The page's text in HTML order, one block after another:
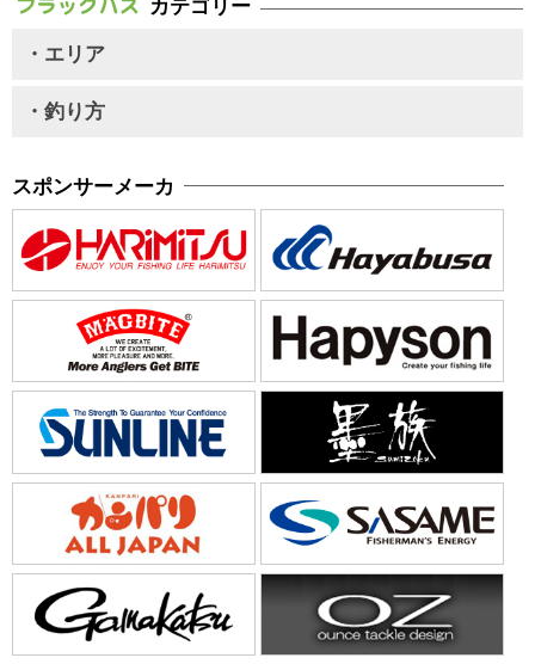
カテゴリー
・エリア
・釣り方
スポンサーメーカ